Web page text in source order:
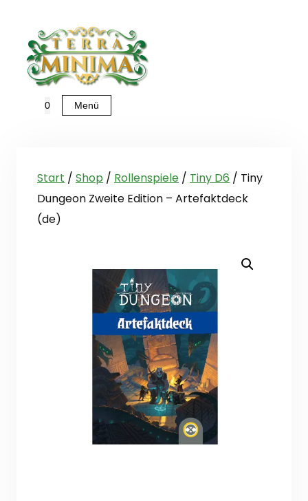
springen
0 Menü
Start / Shop / Rollenspiele / Tiny D6 / Tiny
Dungeon Zweite Edition – Artefaktdeck
(de)